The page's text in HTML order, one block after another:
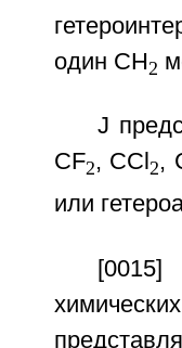
один CH2
J
CF2, CCl 2,
или